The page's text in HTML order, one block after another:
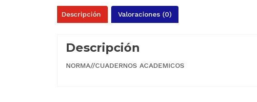
Descripción Valoraciones (0)
Descripción
NORMA//CUADERNOS ACADEMICOS